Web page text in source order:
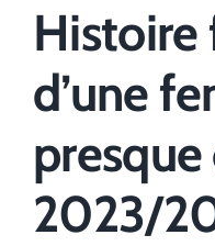
Histoire
d’une
2023/